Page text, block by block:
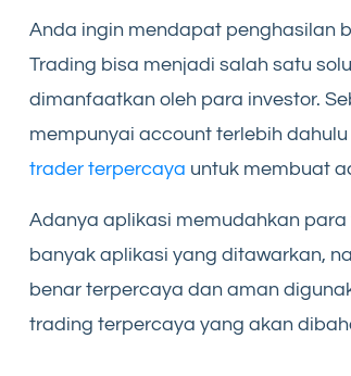
Anda ingin mendapat penghasilan
Trading bisa menjadi salah satu
dimanfaatkan oleh para investor.
mempunyai account terlebih
trader terpercaya untuk membuat
Adanya aplikasi memudahkan
banyak aplikasi yang ditawarkan,
benar terpercaya dan aman
trading terpercaya yang akan